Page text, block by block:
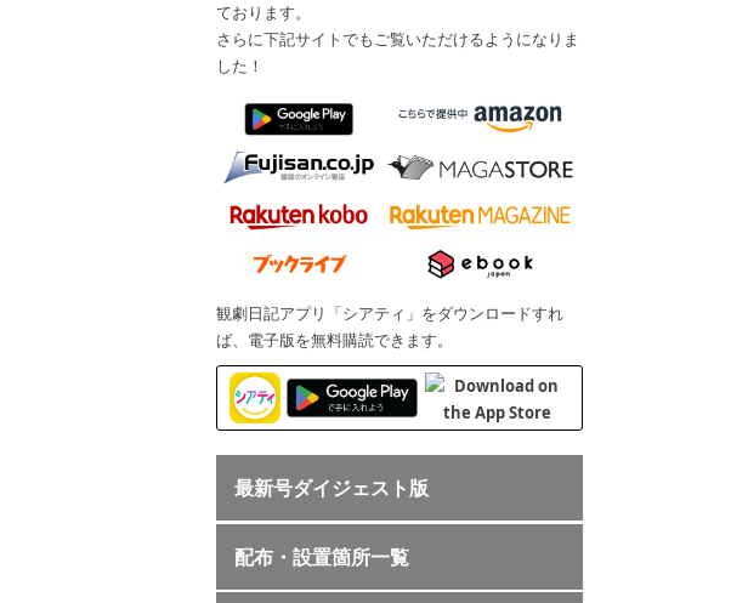
ております。
さらに下記サイトでもご覧いただけるようになりま
した！
観劇日記アプリ「シアティ」をダウンロードすれ
ば、電子版を無料購読できます。
最新号ダイジェスト版
配布・設置箇所一覧